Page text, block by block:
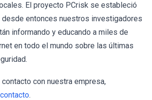
El proyecto PCrisk se estableció
desde entonces nuestros investigadores
informando y educando a miles de
en todo el mundo sobre las últimas
con nuestra empresa,
.